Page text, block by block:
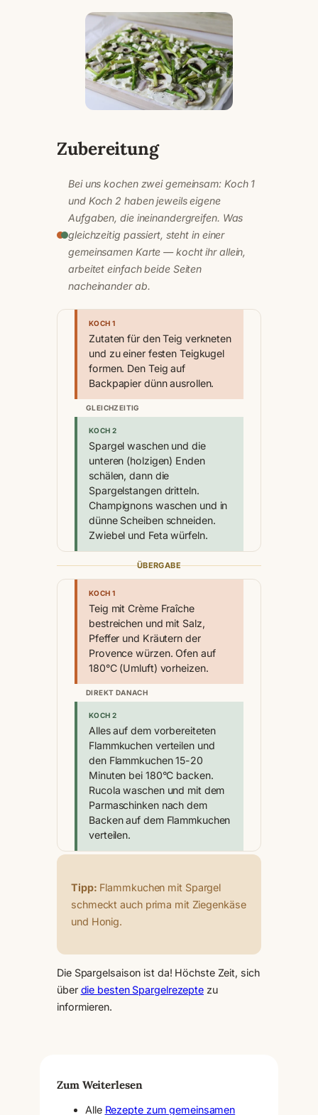
Zubereitung
Bei uns kochen zwei gemeinsam: Koch 1
und Koch 2 haben jeweils eigene
Aufgaben, die ineinandergreifen. Was
gleichzeitig passiert, steht in einer
gemeinsamen Karte — kocht ihr allein,
arbeitet einfach beide Seiten
nacheinander ab.
KOCH 1
Zutaten für den Teig verkneten
und zu einer festen Teigkugel
formen. Den Teig auf
Backpapier dünn ausrollen.
GLEICHZEITIG
KOCH 2
Spargel waschen und die
unteren (holzigen) Enden
schälen, dann die
Spargelstangen dritteln.
Champignons waschen und in
dünne Scheiben schneiden.
Zwiebel und Feta würfeln.
ÜBERGABE
KOCH 1
Teig mit Crème Fraîche
bestreichen und mit Salz,
Pfeffer und Kräutern der
Provence würzen. Ofen auf
180°C (Umluft) vorheizen.
DIREKT DANACH
KOCH 2
Alles auf dem vorbereiteten
Flammkuchen verteilen und
den Flammkuchen 15-20
Minuten bei 180°C backen.
Rucola waschen und mit dem
Parmaschinken nach dem
Backen auf dem Flammkuchen
verteilen.
Tipp: Flammkuchen mit Spargel
schmeckt auch prima mit Ziegenkäse
und Honig.
Die Spargelsaison ist da! Höchste Zeit, sich
über die besten Spargelrezepte zu
informieren.
Zum Weiterlesen
Alle Rezepte zum gemeinsamen